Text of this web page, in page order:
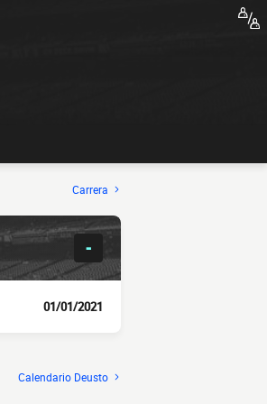
Carrera
-
01/01/2021
Calendario Deusto